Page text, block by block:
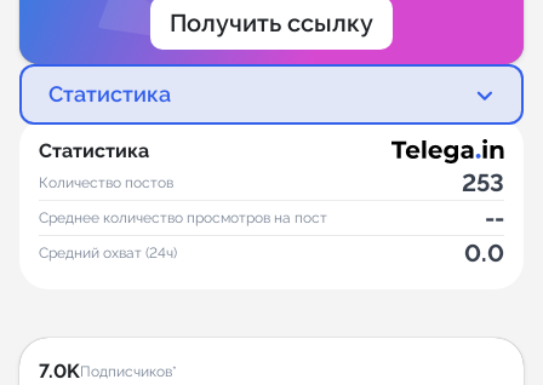
Получить ссылку
Статистика
Статистика
Количество постов 253
Среднее количество просмотров на пост --
Средний охват (24ч) 0.0
7.0KПодписчиков*